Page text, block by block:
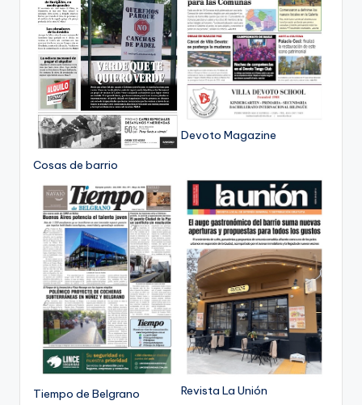
Cosas de barrio
Devoto Magazine
Tiempo de Belgrano Revista La Unión